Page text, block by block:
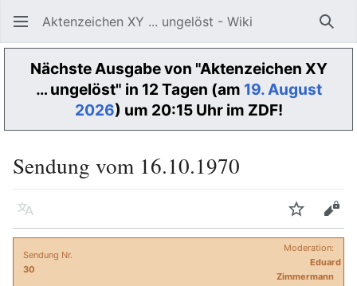
Aktenzeichen XY ... ungelöst - Wiki
Nächste Ausgabe von "Aktenzeichen XY
… ungelöst" in 12 Tagen (am 19. August
2026) um 20:15 Uhr im ZDF!
Sendung vom 16.10.1970
Sprache
Sendung Nr.
30
Moderation:
Eduard
Zimmermann